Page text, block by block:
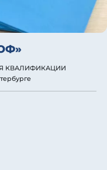
КВАЛИФИКАЦИИ